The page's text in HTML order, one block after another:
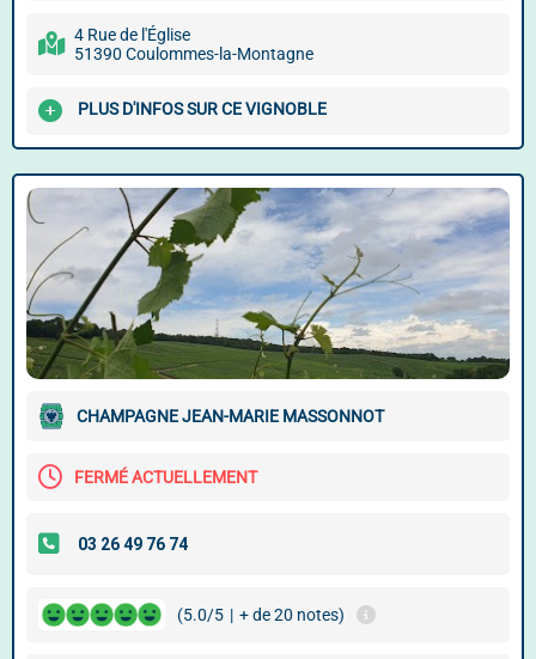
4 Rue de l'Église
51390 Coulommes-la-Montagne
PLUS D'INFOS SUR CE VIGNOBLE
CHAMPAGNE JEAN-MARIE MASSONNOT
FERMÉ ACTUELLEMENT
(5.0/5 | + de 20 notes)